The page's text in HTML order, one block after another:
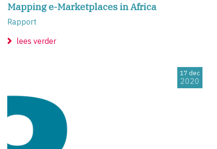
Mapping e-Marketplaces in Africa
Rapport
lees verder
17 dec
2020